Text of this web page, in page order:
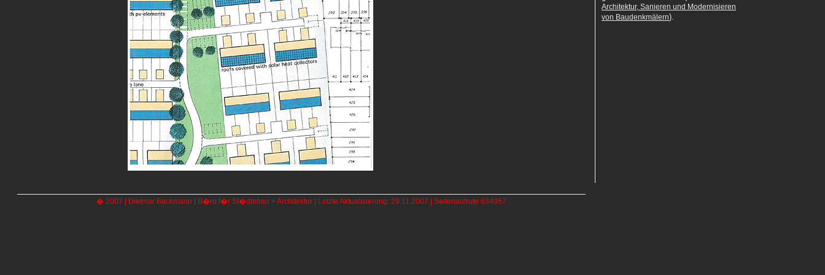
Architektur, Sanieren und Modernisieren
von Baudenkmälern).
� 2007 | Dietmar Beckmann | B�ro f�r St�dtebau + Architektur | Letzte Aktualisierung: 29.11.2007 | Seitenaufrufe 634957